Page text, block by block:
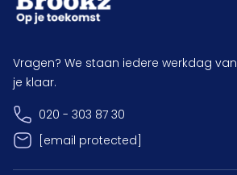
Vragen? We staan iedere werkdag van
je klaar.
020 - 303 87 30
[email protected]